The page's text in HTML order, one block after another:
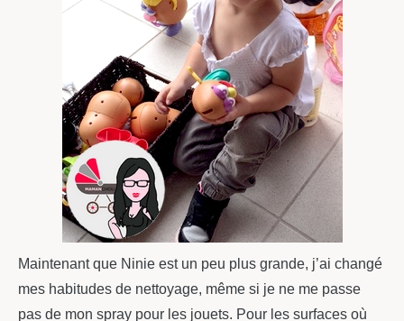
Maintenant que Ninie est un peu plus grande, j’ai changé
mes habitudes de nettoyage, même si je ne me passe
pas de mon spray pour les jouets. Pour les surfaces où